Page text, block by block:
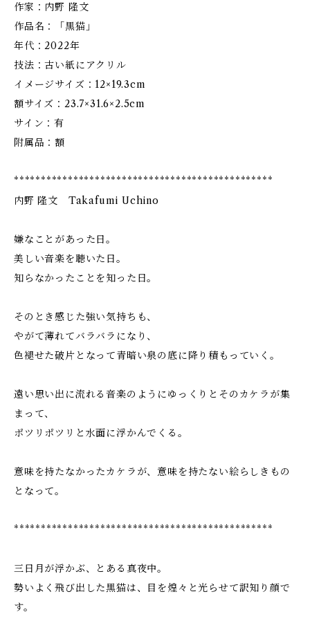
作家：内野 隆文
作品名：「黒猫」
年代：2022年
技法：古い紙にアクリル
イメージサイズ：12×19.3cm
額サイズ：23.7×31.6×2.5cm
サイン：有
附属品：額
************************************************
内野 隆文 Takafumi Uchino
嫌なことがあった日。
美しい音楽を聴いた日。
知らなかったことを知った日。
そのとき感じた強い気持ちも、
やがて薄れてバラバラになり、
色褪せた破片となって青暗い泉の底に降り積もっていく。
遠い思い出に流れる音楽のようにゆっくりとそのカケラが集
まって、
ポツリポツリと水面に浮かんでくる。
意味を持たなかったカケラが、意味を持たない絵らしきもの
となって。
************************************************
三日月が浮かぶ、とある真夜中。
勢いよく飛び出した黒猫は、目を煌々と光らせて訳知り顔で
す。